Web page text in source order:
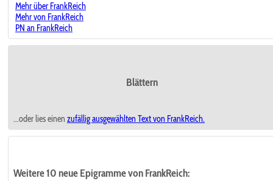
Mehr über FrankReich
Mehr von FrankReich
PN an FrankReich
Blättern
...oder lies einen zufällig ausgewählten Text von FrankReich.
Weitere 10 neue Epigramme von FrankReich: